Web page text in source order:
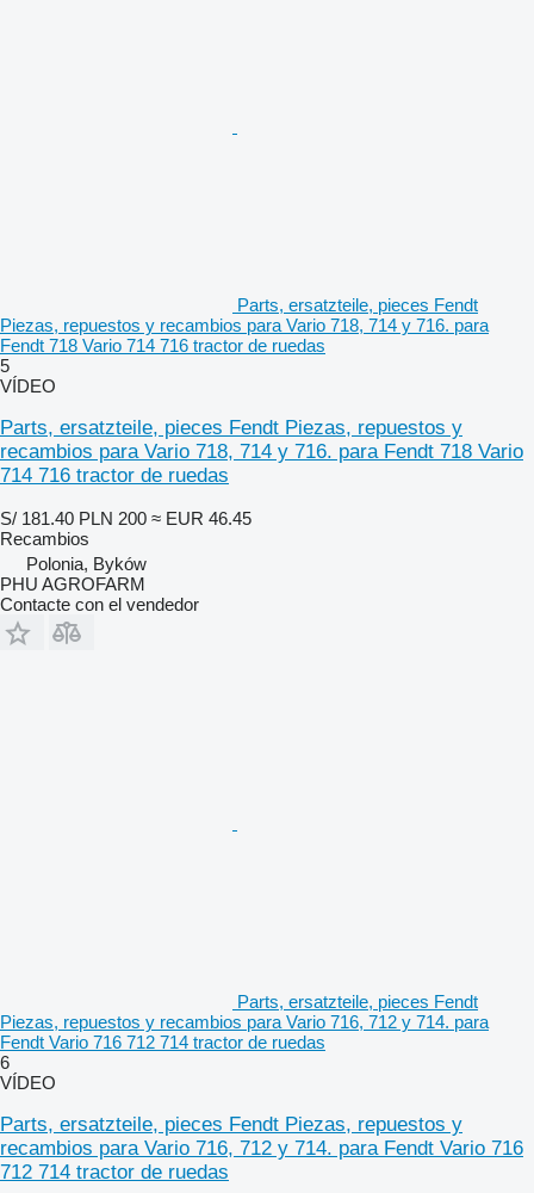
Parts, ersatzteile, pieces Fendt
Piezas, repuestos y recambios para Vario 718, 714 y 716. para
Fendt 718 Vario 714 716 tractor de ruedas
5
VÍDEO
Parts, ersatzteile, pieces Fendt Piezas, repuestos y
recambios para Vario 718, 714 y 716. para Fendt 718 Vario
714 716 tractor de ruedas
S/ 181.40 PLN 200 ≈ EUR 46.45
Recambios
Polonia, Byków
PHU AGROFARM
Contacte con el vendedor
Parts, ersatzteile, pieces Fendt
Piezas, repuestos y recambios para Vario 716, 712 y 714. para
Fendt Vario 716 712 714 tractor de ruedas
6
VÍDEO
Parts, ersatzteile, pieces Fendt Piezas, repuestos y
recambios para Vario 716, 712 y 714. para Fendt Vario 716
712 714 tractor de ruedas